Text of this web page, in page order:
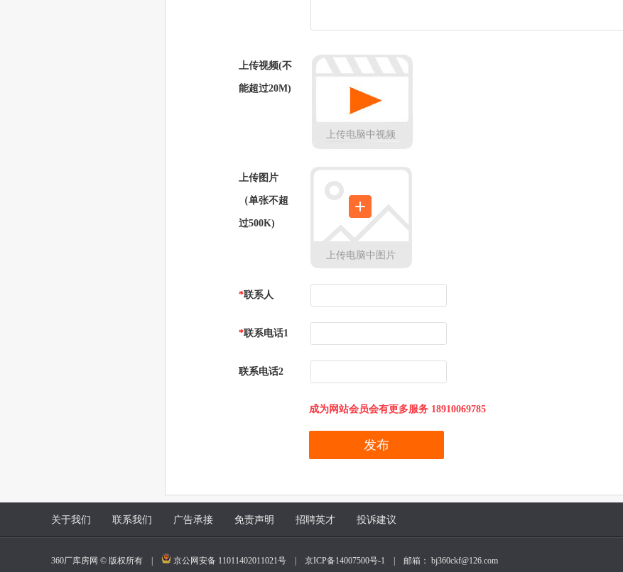
上传视频(不
能超过20M)
上传电脑中视频
上传图片
（单张不超
过500K)
上传电脑中图片
*联系人
*联系电话1
联系电话2
成为网站会员会有更多服务 18910069785
关于我们 联系我们 广告承接 免责声明 招聘英才 投诉建议
360厂库房网 © 版权所有 | 京公网安备 11011402011021号 京ICP备14007500号-1 | 邮箱： bj360ckf@126.com